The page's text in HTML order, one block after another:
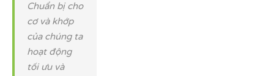
Chuẩn bị cho
cơ và khớp
của chúng ta
hoạt động
tối ưu và